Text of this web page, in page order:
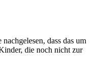
dass das um
die noch nicht zur